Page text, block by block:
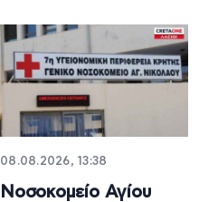
08.08.2026, 13:38
Νοσοκομείο Αγίου